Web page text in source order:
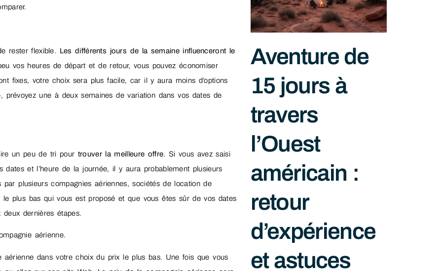
rester flexible. Les différents jours de la semaine influenceront le
vos heures de départ et de retour, vous pouvez économiser
fixes, votre choix sera plus facile, car il y aura moins d’options
prévoyez une à deux semaines de variation dans vos dates de
un peu de tri pour trouver la meilleure offre. Si vous avez saisi
dates et l’heure de la journée, il y aura probablement plusieurs
plusieurs compagnies aériennes, sociétés de location de
plus bas qui vous est proposé et que vous êtes sûr de vos dates
dernières étapes.
aérienne.
dans votre choix du prix le plus bas. Une fois que vous
Aventure de
15 jours à
travers
l’Ouest
américain :
retour
d’expérience
et astuces